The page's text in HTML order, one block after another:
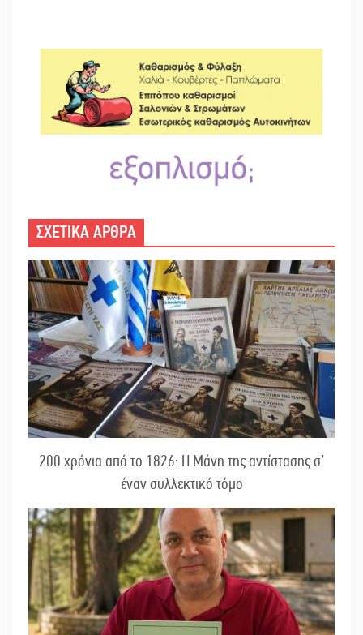
ΣΧΕΤΙΚΑ ΑΡΘΡΑ
200 χρόνια από το 1826: Η Μάνη της αντίστασης σ’
έναν συλλεκτικό τόμο